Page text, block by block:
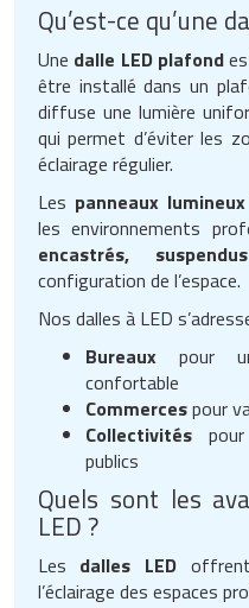
Qu’est-ce qu’une
Une dalle LED plafond
être installé dans un
diffuse une lumière
qui permet d’éviter les
éclairage régulier.
Les panneaux lumineux
les environnements
encastrés,
configuration de l’espace.
Nos dalles à LED
Bureauxpour un
confortable
Commercespour
Collectivitéspour
publics
Quels sont les
LED ?
Les dalles LED
l’éclairage des espaces